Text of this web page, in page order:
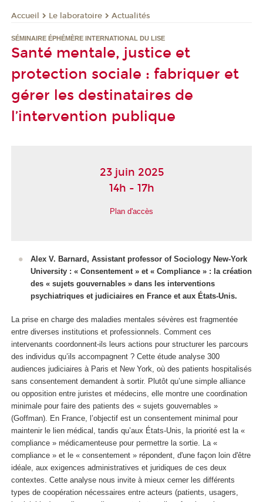
Accueil Le laboratoire Actualités
SÉMINAIRE ÉPHÉMÈRE INTERNATIONAL DU LISE
Santé mentale, justice et
protection sociale : fabriquer et
gérer les destinataires de
l’intervention publique
23 juin 2025
14h - 17h
Plan d'accès
Alex V. Barnard, Assistant professor of Sociology New-York
University : « Consentement » et « Compliance » : la création
des « sujets gouvernables » dans les interventions
psychiatriques et judiciaires en France et aux États-Unis.
La prise en charge des maladies mentales sévères est fragmentée
entre diverses institutions et professionnels. Comment ces
intervenants coordonnent-ils leurs actions pour structurer les parcours
des individus qu’ils accompagnent ? Cette étude analyse 300
audiences judiciaires à Paris et New York, où des patients hospitalisés
sans consentement demandent à sortir. Plutôt qu’une simple alliance
ou opposition entre juristes et médecins, elle montre une coordination
minimale pour faire des patients des « sujets gouvernables »
(Goffman). En France, l’objectif est un consentement minimal pour
maintenir le lien médical, tandis qu’aux États-Unis, la priorité est la «
compliance » médicamenteuse pour permettre la sortie. La «
compliance » et le « consentement » répondent, d'une façon loin d'être
idéale, aux exigences administratives et juridiques de ces deux
contextes. Cette analyse nous invite à mieux cerner les différents
types de coopération nécessaires entre acteurs (patients, usagers,